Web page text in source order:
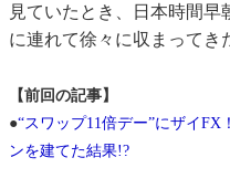
見ていたとき、日本時間
に連れて徐々に収まってき
【前回の記事】
●“スワップ11倍デー”にザイFX
ンを建てた結果!?